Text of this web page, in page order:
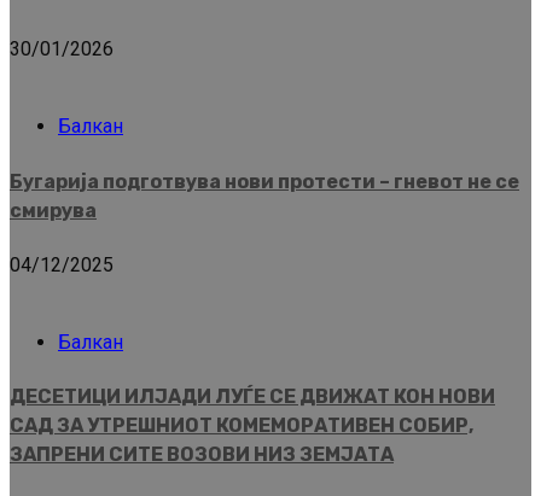
30/01/2026
Балкан
Бугарија подготвува нови протести – гневот не се
смирува
04/12/2025
Балкан
ДЕСЕТИЦИ ИЛЈАДИ ЛУЃЕ СЕ ДВИЖАТ КОН НОВИ
САД ЗА УТРЕШНИОТ КОМЕМОРАТИВЕН СОБИР,
ЗАПРЕНИ СИТЕ ВОЗОВИ НИЗ ЗЕМЈАТА